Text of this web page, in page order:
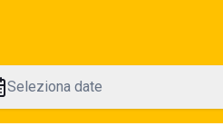
Seleziona date